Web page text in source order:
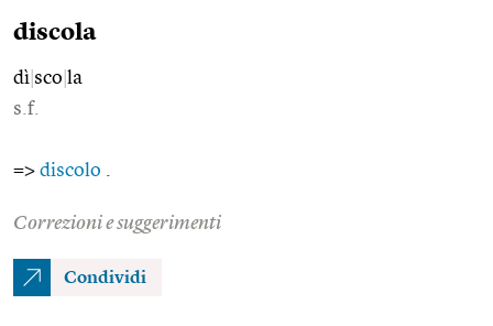
discola
dì sco la
s.f.
=> discolo
Correzioni e suggerimenti
Condividi